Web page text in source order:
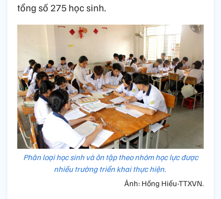
tổng số 275 học sinh.
Phân loại học sinh và ôn tập theo nhóm học lực được
nhiều trường triển khai thực hiện.
Ảnh: Hồng Hiếu-TTXVN.